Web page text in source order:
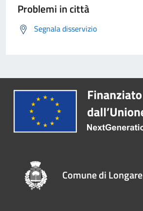
Problemi in città
Segnala disservizio
Comune di Longare